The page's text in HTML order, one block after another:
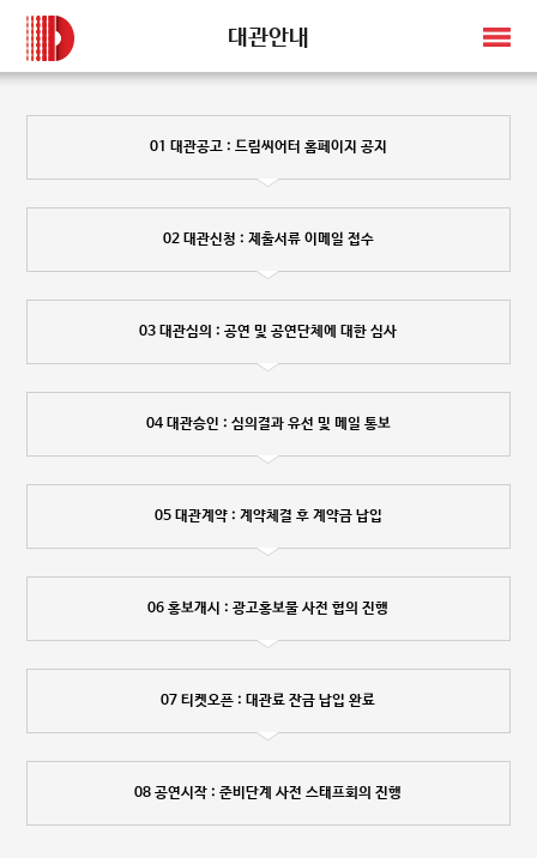
대관안내
01 대관공고 : 드림씨어터 홈페이지 공지
02 대관신청 : 제출서류 이메일 접수
03 대관심의 : 공연 및 공연단체에 대한 심사
04 대관승인 : 심의결과 유선 및 메일 통보
05 대관계약 : 계약체결 후 계약금 납입
06 홍보개시 : 광고홍보물 사전 협의 진행
07 티켓오픈 : 대관료 잔금 납입 완료
08 공연시작 : 준비단계 사전 스태프회의 진행